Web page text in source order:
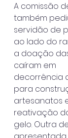
A comissão
também
servidão de
ao lado do
a doação
caíram em
decorrência
para
artesanatos
reativação
gelo. Outra